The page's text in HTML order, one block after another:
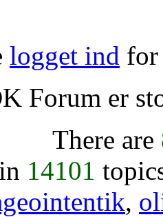
logget ind for
Forum er
There are
14101
,